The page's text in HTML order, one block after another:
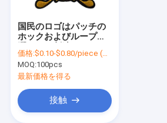
国民のロゴはパッチの
ホックおよびループ洗
刺繍した
価格:$0.10-$0.80/piece (depends on the design and order quantity)
MOQ:100pcs
最新価格を得る
接触